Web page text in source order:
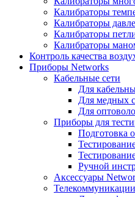
Калибраторы
Калибраторы
Калибраторы
Калибраторы
Контроль качества
Приборы Networks
Кабельные сети
Для
Для медных
Для
Приборы для
Подготовка
Ручной
Аксессуары
Телекоммуникации